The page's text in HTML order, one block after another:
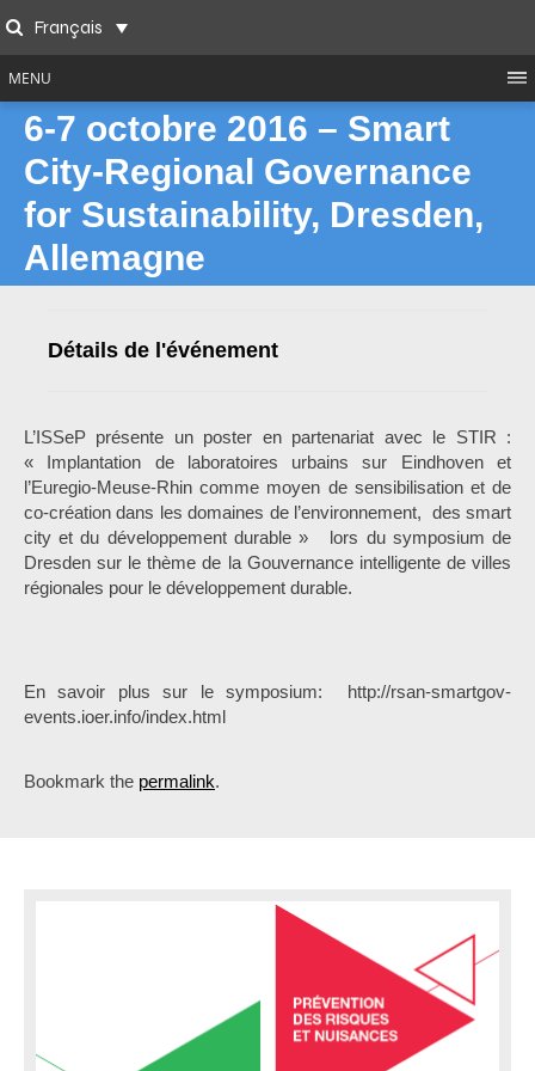
to
content
SearchFrançais
MENU
6-7 octobre 2016 – Smart
City-Regional Governance
for Sustainability, Dresden,
Allemagne
Détails de l'événement
L’ISSeP présente un poster en partenariat avec le STIR :
« Implantation de laboratoires urbains sur Eindhoven et
l’Euregio-Meuse-Rhin comme moyen de sensibilisation et de
co-création dans les domaines de l’environnement, des smart
city et du développement durable » lors du symposium de
Dresden sur le thème de la Gouvernance intelligente de villes
régionales pour le développement durable.
En savoir plus sur le symposium: http://rsan-smartgov-
events.ioer.info/index.html
Bookmark the permalink.